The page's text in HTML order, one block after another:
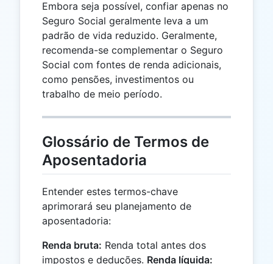
Embora seja possível, confiar apenas no
Seguro Social geralmente leva a um
padrão de vida reduzido. Geralmente,
recomenda-se complementar o Seguro
Social com fontes de renda adicionais,
como pensões, investimentos ou
trabalho de meio período.
Glossário de Termos de
Aposentadoria
Entender estes termos-chave
aprimorará seu planejamento de
aposentadoria:
Renda bruta: Renda total antes dos
impostos e deduções. Renda líquida: